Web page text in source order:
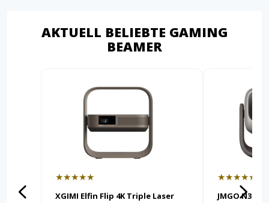
AKTUELL BELIEBTE GAMING
BEAMER
★★★★★
XGIMI Elfin Flip 4K Triple Laser
★★★★★
JMGO N3